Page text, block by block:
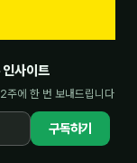
사이트
주에 한 번 보내드립니다
구독하기